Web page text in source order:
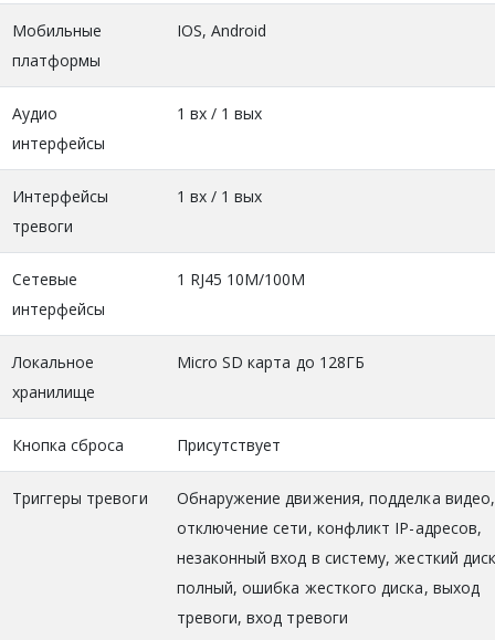
Мобильные
платформы
IOS, Android
Аудио
интерфейсы
1 вх / 1 вых
Интерфейсы
тревоги
1 вх / 1 вых
Сетевые
интерфейсы
1 RJ45 10M/100M
Локальное
хранилище
Micro SD карта до 128ГБ
Кнопка сброса Присутствует
Триггеры тревоги
Обнаружение движения, подделка видео,
отключение сети, конфликт IP-адресов,
незаконный вход в систему, жесткий
полный, ошибка жесткого диска, выход
тревоги, вход тревоги